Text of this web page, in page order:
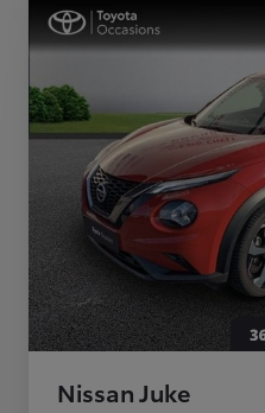
Nissan Juke